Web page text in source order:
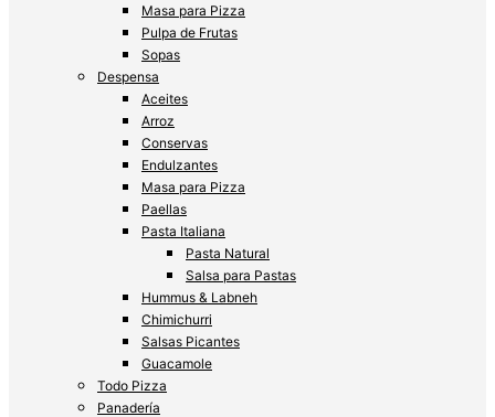
Masa para Pizza
Pulpa de Frutas
Sopas
Despensa
Aceites
Arroz
Conservas
Endulzantes
Masa para Pizza
Paellas
Pasta Italiana
Pasta Natural
Salsa para Pastas
Hummus & Labneh
Chimichurri
Salsas Picantes
Guacamole
Todo Pizza
Panadería